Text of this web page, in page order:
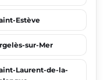
Estève
sur-Mer
Laurent-de-la-